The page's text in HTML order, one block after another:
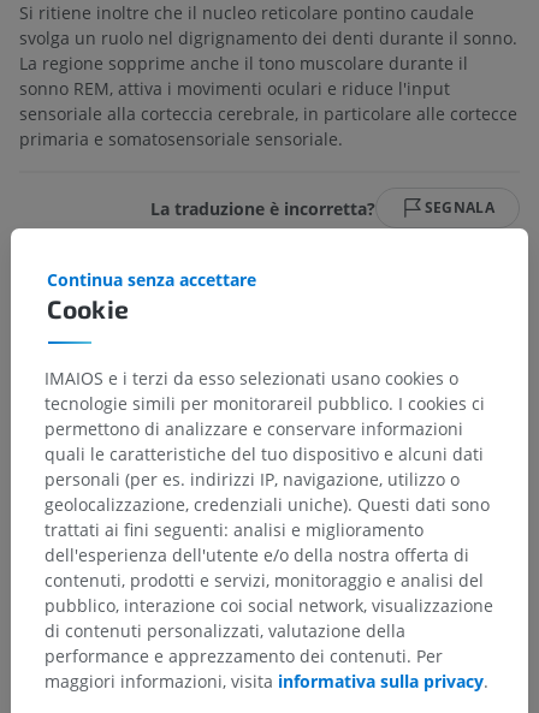
Si ritiene inoltre che il nucleo reticolare pontino caudale
svolga un ruolo nel digrignamento dei denti durante il sonno.
La regione sopprime anche il tono muscolare durante il
sonno REM, attiva i movimenti oculari e riduce l'input
sensoriale alla corteccia cerebrale, in particolare alle cortecce
primaria e somatosensoriale sensoriale.
La traduzione è incorretta? SEGNALA
Gerarchia anatomica
Anatomia umana 2
Anatomia umana 1
Neuroanatomia umana
Sistema nervoso centrale> Encefalo>
Tronco encefalico> Ponte > Morfologia esterna
Parte basilare del ponte> Tegmento pontino>
Sostanza grigia> Nuclei reticolari>
Cookie
Continua senza accettare
IMAIOS e i terzi da esso selezionati usano cookies o
tecnologie simili per monitorareil pubblico. I cookies ci
permettono di analizzare e conservare informazioni
quali le caratteristiche del tuo dispositivo e alcuni dati
personali (per es. indirizzi IP, navigazione, utilizzo o
geolocalizzazione, credenziali uniche). Questi dati sono
trattati ai fini seguenti: analisi e miglioramento
dell'esperienza dell'utente e/o della nostra offerta di
contenuti, prodotti e servizi, monitoraggio e analisi del
pubblico, interazione coi social network, visualizzazione
di contenuti personalizzati, valutazione della
performance e apprezzamento dei contenuti. Per
maggiori informazioni, visita informativa sulla privacy.